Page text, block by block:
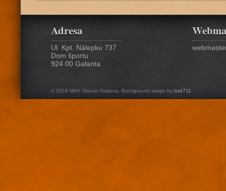
Adresa
Ul. Kpt. Nálepku 737
Dom športu
924 00 Galanta
© 2016 MKK Slovan Galanta. Background image by bs4711